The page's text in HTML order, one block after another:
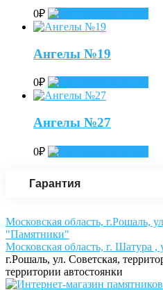
0₽
Ангелы №19
0₽
Ангелы №27
0₽
Гарантия
Московская область, г.Рошаль,
"Памятники"
Московская область, г. Шатура ,
г.Рошаль, ул. Советская,
территории автостоянки